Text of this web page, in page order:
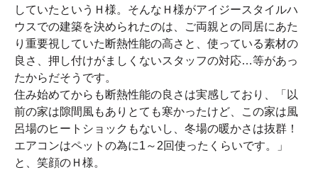
していたというＨ様。そんなＨ様がアイジースタイルハ
ウスでの建築を決められたのは、ご両親との同居にあた
り重要視していた断熱性能の高さと、使っている素材の
良さ、押し付けがましくないスタッフの対応…等があっ
たからだそうです。
住み始めてからも断熱性能の良さは実感しており、「以
前の家は隙間風もありとても寒かったけど、この家は風
呂場のヒートショックもないし、冬場の暖かさは抜群！
エアコンはペットの為に1～2回使ったくらいです。」
と、笑顔のＨ様。